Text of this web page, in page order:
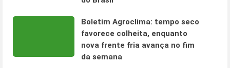
Boletim Agroclima: tempo seco
favorece colheita, enquanto
nova frente fria avança no fim
da semana